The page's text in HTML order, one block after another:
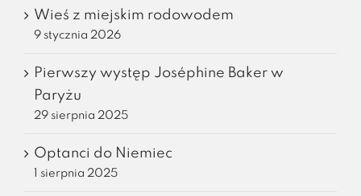
Wieś z miejskim rodowodem
9 stycznia 2026
Pierwszy występ Joséphine Baker w
Paryżu
29 sierpnia 2025
Optanci do Niemiec
1 sierpnia 2025